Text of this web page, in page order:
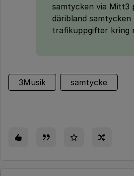
samtycken via Mitt3
däribland
trafikuppgifter kring
3Musik samtycke